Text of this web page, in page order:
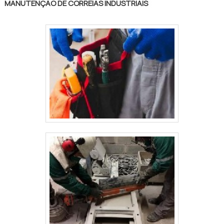
MANUTENÇÃO DE CORREIAS INDUSTRIAIS